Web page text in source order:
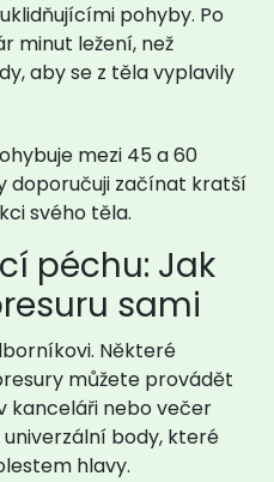
pohyby. Po
minut ležení, než
aby se z těla vyplavily
mezi 45 a 60
doporučuji začínat kratší
svého těla.
péchu: Jak
sami
Některé
můžete provádět
kanceláři nebo večer
univerzální body, které
hlavy.